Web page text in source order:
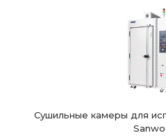
Сушильные камеры для